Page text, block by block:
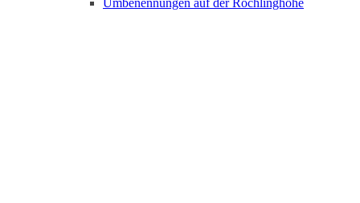
Umbenennungen auf der Röchlinghöhe